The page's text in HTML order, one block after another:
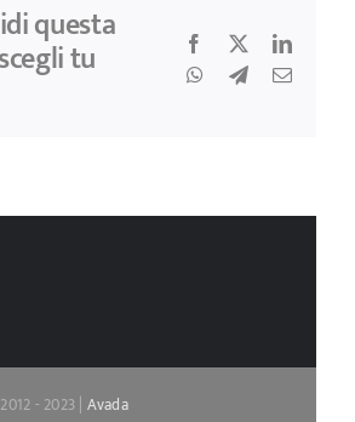
questa
tu Facebook
X
LinkedIn
WhatsApp
TelegramEmail
- 2023 | Avada